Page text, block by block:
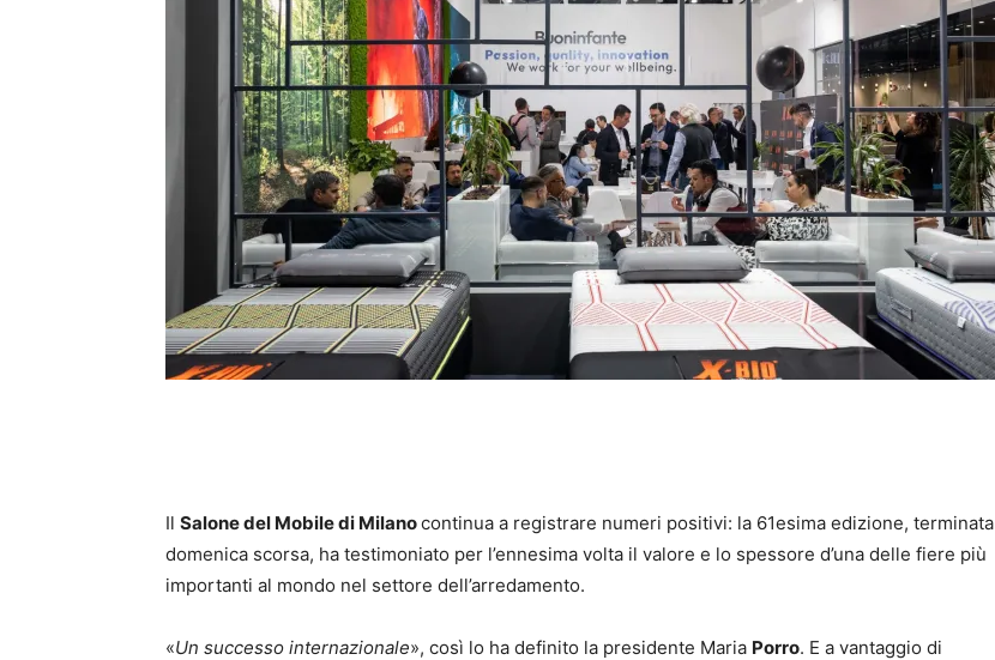
Il Salone del Mobile di Milanocontinua a registrare numeri positivi: la 61esima edizione, terminata
domenica scorsa, ha testimoniato per l’ennesima volta il valore e lo spessore d’una delle fiere più
importanti al mondo nel settore dell’arredamento.
«Un successo internazionale», così lo ha definito la presidente Maria Porro. E a vantaggio di